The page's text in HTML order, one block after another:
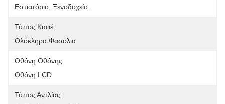
Εστιατόριο, Ξενοδοχείο.
Τύπος Καφέ:
Ολόκληρα Φασόλια
Οθόνη Οθόνης:
Οθόνη LCD
Τύπος Αντλίας: